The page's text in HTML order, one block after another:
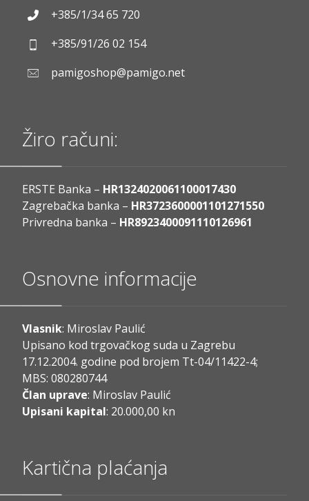
+385/1/34 65 720
+385/91/26 02 154
pamigoshop@pamigo.net
Žiro računi:
ERSTE Banka – HR1324020061100017430
Zagrebačka banka – HR3723600001101271550
Privredna banka – HR8923400091110126961
Osnovne informacije
Vlasnik: Miroslav Paulić
Upisano kod trgovačkog suda u Zagrebu
17.12.2004. godine pod brojem Tt-04/11422-4;
MBS: 080280744
Član uprave: Miroslav Paulić
Upisani kapital: 20.000,00 kn
Kartična plaćanja